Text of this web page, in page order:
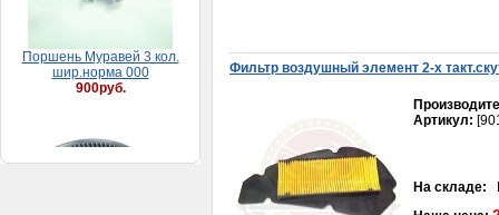
Фильтр воздушный элемент 2-х
Артикул:
На складе: